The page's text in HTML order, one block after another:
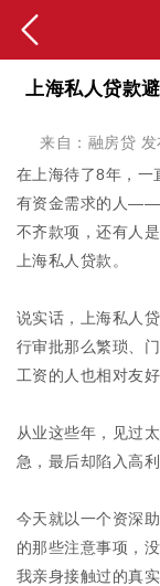
上海私人贷款
来自：融房贷
在上海待了8年，一
有资金需求的人——
不齐款项，还有人
上海私人贷款。
说实话，上海私人
行审批那么繁琐、
工资的人也相对友
从业这些年，见过
急，最后却陷入高
今天就以一个资深
的那些注意事项，
我亲身接触过的真